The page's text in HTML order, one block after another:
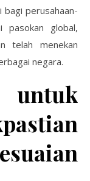
bagi perusahaan-
pasokan global,
telah menekan
negara.